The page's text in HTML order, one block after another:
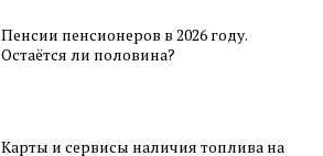
Пенсии пенсионеров в 2026 году.
Остаётся ли половина?
Карты и сервисы наличия топлива на